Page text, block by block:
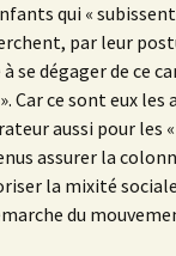
qui «
par leur
se dégager de ce
Car ce sont eux les
aussi pour les
assurer la
la mixité
du